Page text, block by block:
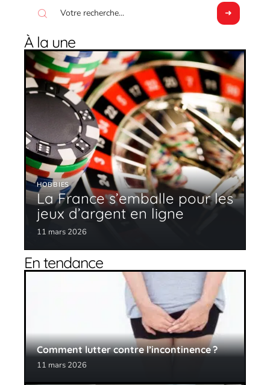
À la une
HOBBIES
La France s’emballe pour les
jeux d’argent en ligne
11 mars 2026
En tendance
Comment lutter contre l’incontinence ?
11 mars 2026